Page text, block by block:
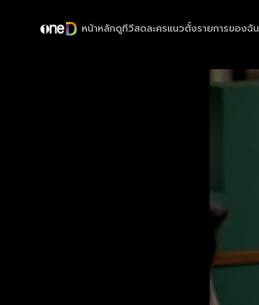
หน้าหลักดูทีวีสดละครแนวตั้งรายการของฉัน